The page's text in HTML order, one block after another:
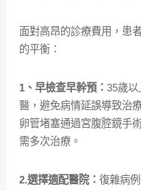
面對高昂的診療費用，患
的平衡：
1、早檢查早幹預： 35歲
醫，避免病情延誤導致治
卵管堵塞通過宮腹腔鏡手
需多次治療。
2.選擇適配醫院： 復雜病